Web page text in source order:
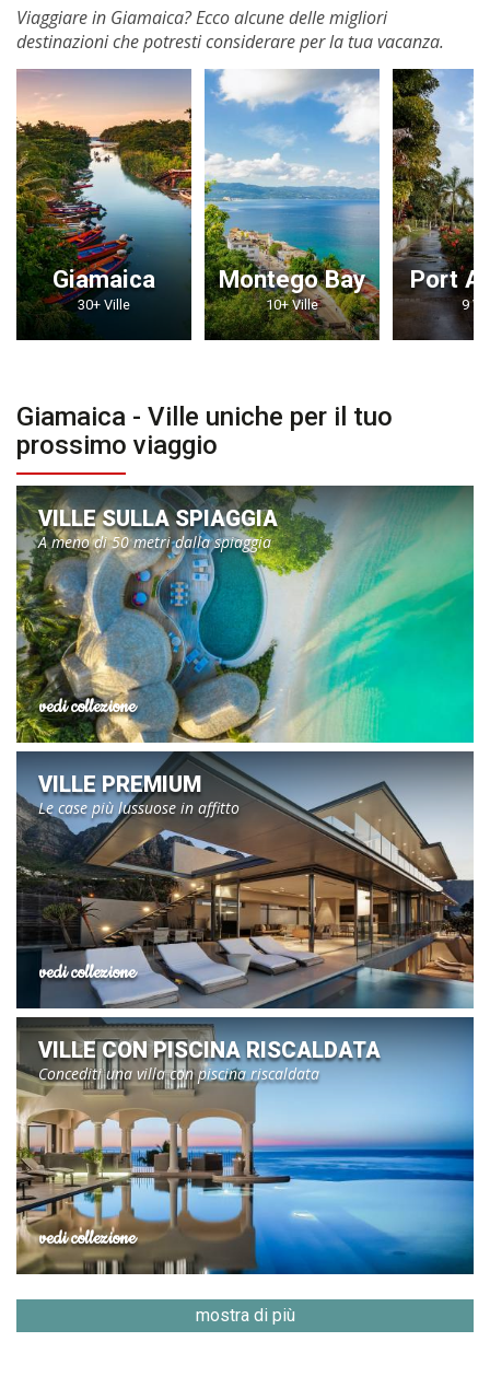
Viaggiare in Giamaica? Ecco alcune delle migliori
destinazioni che potresti considerare per la tua vacanza.
Giamaica
30+ Ville
Montego Bay
10+ Ville
Port
9
Giamaica - Ville uniche per il tuo
prossimo viaggio
VILLE SULLA SPIAGGIA
A meno di 50 metri dalla spiaggia
vedi collezione
VILLE PREMIUM
Le case più lussuose in affitto
vedi collezione
VILLE CON PISCINA RISCALDATA
Concediti una villa con piscina riscaldata
vedi collezione
mostra di più